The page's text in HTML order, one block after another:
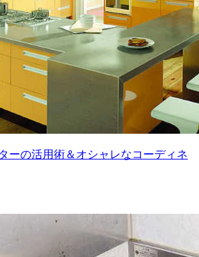
ーの活用術＆オシャレなコーディネ